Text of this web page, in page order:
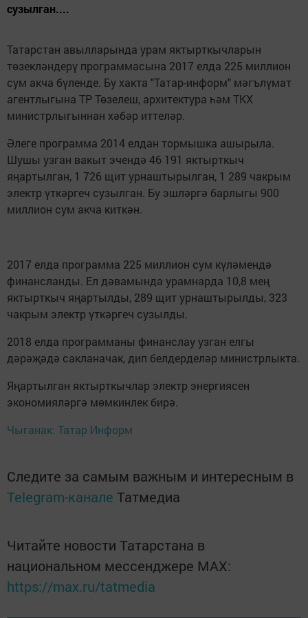
сузылган....
Татарстан авылларында урам яктырткычларын
төзекләндерү программасына 2017 елда 225 миллион
сум акча бүленде. Бу хакта "Татар-информ" мәгълүмат
агентлыгына ТР Төзелеш, архитектура һәм ТКХ
министрлыгыннан хәбәр иттеләр.
Әлеге программа 2014 елдан тормышка ашырыла.
Шушы узган вакыт эчендә 46 191 яктырткыч
яңартылган, 1 726 щит урнаштырылган, 1 289 чакрым
электр үткәргеч сузылган. Бу эшләргә барлыгы 900
миллион сум акча киткән.
2017 елда программа 225 миллион сум күләмендә
финансланды. Ел дәвамында урамнарда 10,8 мең
яктырткыч яңартылды, 289 щит урнаштырылды, 323
чакрым электр үткәргеч сузылды.
2018 елда программаны финанслау узган елгы
дәрәҗәдә сакланачак, дип белдерделәр министрлыкта.
Яңартылган яктырткычлар электр энергиясен
экономияләргә мөмкинлек бирә.
Чыганак: Татар Информ
Следите за самым важным и интересным в
Telegram-канале Татмедиа
Читайте новости Татарстана в
национальном мессенджере MАХ:
https://max.ru/tatmedia